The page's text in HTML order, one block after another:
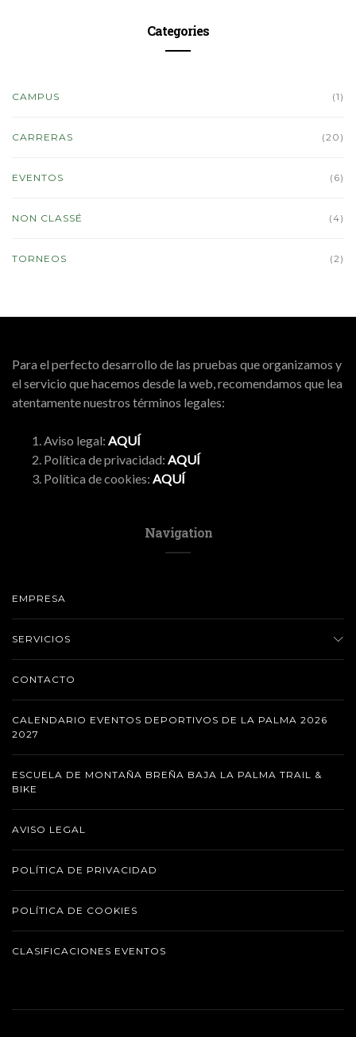
Categories
CAMPUS (1)
CARRERAS (20)
EVENTOS (6)
NON CLASSÉ (4)
TORNEOS (2)
Para el perfecto desarrollo de las pruebas que organizamos y
el servicio que hacemos desde la web, recomendamos que lea
atentamente nuestros términos legales:
Aviso legal: AQUÍ
Política de privacidad: AQUÍ
Política de cookies: AQUÍ
Navigation
EMPRESA
SERVICIOS
CONTACTO
CALENDARIO EVENTOS DEPORTIVOS DE LA PALMA 2026
2027
ESCUELA DE MONTAÑA BREÑA BAJA LA PALMA TRAIL &
BIKE
AVISO LEGAL
POLÍTICA DE PRIVACIDAD
POLÍTICA DE COOKIES
CLASIFICACIONES EVENTOS